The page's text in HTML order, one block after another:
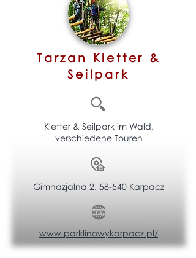
Tarzan Kletter &
Seilpark
Kletter & Seilpark im Wald,
verschiedene Touren
Gimnazjalna 2, 58-540 Karpacz
www.parklinowykarpacz.pl/